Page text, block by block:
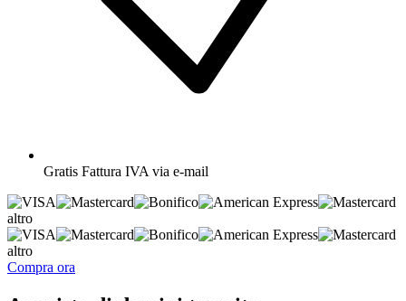
Gratis Fattura IVA via e-mail
altro
altro
Compra ora